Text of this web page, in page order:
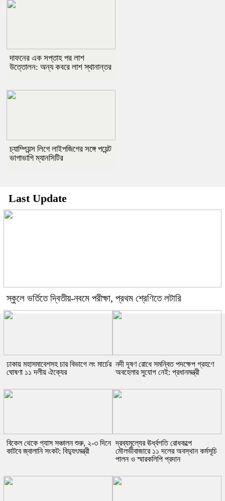
দাফনের এক সপ্তাহ পর লাশ
উত্তোলন: অন্য কবরে লাশ স্থানান্তর
চ্যাম্পিয়ন্স লিগে লাইপজিগের সঙ্গে পয়েন্ট
ভাগাভাগি ম্যানসিটির
Last Update
স্কুলে ভর্তিতে দ্বিতীয়-নবমে পরীক্ষা, প্রথম শ্রেণিতে লটারি
ঢাকায় মহাসমাবেশসহ চার বিভাগে লং মার্চের
ঘোষণা ১১ দলীয় ঐক্যের
নদী দূষণ রোধে সমন্বিত পদক্ষেপ গ্রহণে
অবহেলার সুযোগ নেই: প্রধানমন্ত্রী
বিকেল থেকে গ্যাস সঞ্চালন শুরু, ২-৩ দিনে
কাটবে জ্বালানি সংকট: বিদ্যুৎমন্ত্রী
দ্রব্যমূল্যের ঊর্ধ্বগতি রোধকল্পে
মৌলভীবাজারে ১১ দলের অবস্থান কর্মসূচি
পালন ও স্মারকলিপি প্রদান